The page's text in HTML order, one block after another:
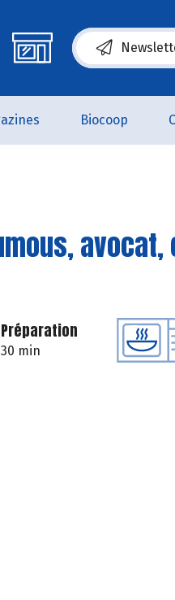
(s’ouvre dans
Biocoop
Préparation
30 min